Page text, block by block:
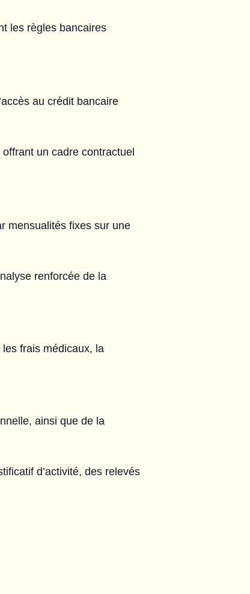
les règles bancaires
au crédit bancaire
un cadre contractuel
mensualités fixes sur une
renforcée de la
les frais médicaux, la
ainsi que de la
d’activité, des relevés